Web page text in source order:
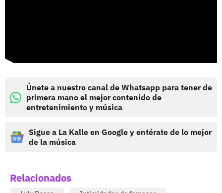
Únete a nuestro canal de Whatsapp para tener de
primera mano el mejor contenido de
entretenimiento y música
Sigue a La Kalle en Google y entérate de lo mejor
de la música
Relacionados